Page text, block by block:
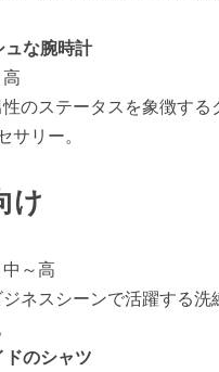
ュな腕時計
のステータスを象徴する
サリー。
け
～高
ジネスシーンで活躍する洗
ドのシャツ